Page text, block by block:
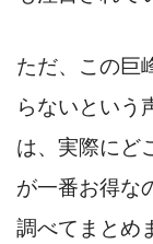
ただ、この巨
らないという
は、実際にど
が一番お得な
調べてまとめ